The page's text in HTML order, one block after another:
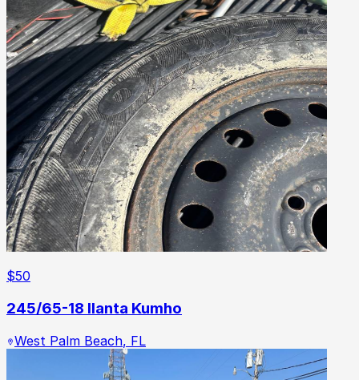
$50
245/65-18 llanta Kumho
West Palm Beach, FL